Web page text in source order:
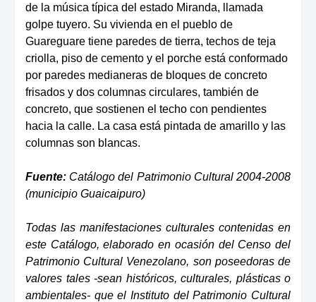
de la música típica del estado Miranda, llamada
golpe tuyero. Su vivienda en el pueblo de
Guareguare tiene paredes de tierra, techos de teja
criolla, piso de cemento y el porche está conformado
por paredes medianeras de bloques de concreto
frisados y dos columnas circulares, también de
concreto, que sostienen el techo con pendientes
hacia la calle. La casa está pintada de amarillo y las
columnas son blancas.
Fuente: Catálogo del Patrimonio Cultural 2004-2008
(municipio Guaicaipuro)
Todas las manifestaciones culturales contenidas en
este Catálogo, elaborado en ocasión del Censo del
Patrimonio Cultural Venezolano, son poseedoras de
valores tales -sean históricos, culturales, plásticas o
ambientales- que el Instituto del Patrimonio Cultural